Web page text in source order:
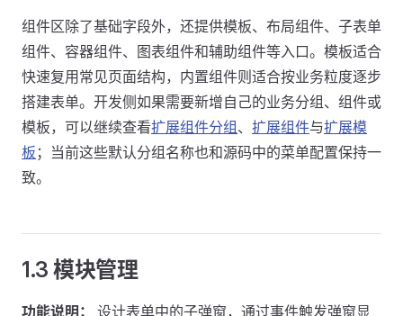
组件区除了基础字段外，还提供模板、布局组件、子表单
组件、容器组件、图表组件和辅助组件等入口。模板适合
快速复用常见页面结构，内置组件则适合按业务粒度逐步
搭建表单。开发侧如果需要新增自己的业务分组、组件或
模板，可以继续查看扩展组件分组、 扩展组件与扩展模
板 ；当前这些默认分组名称也和源码中的菜单配置保持一
致。
1.3 模块管理
功能说明：
设计表单中的子弹窗，通过事件触发弹窗显